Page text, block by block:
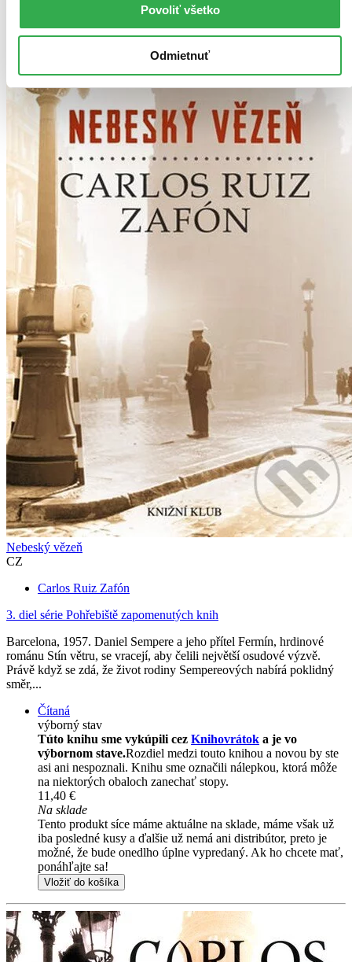
Povoliť všetko
Odmietnuť
Nebeský vězeň
CZ
Carlos Ruiz Zafón
3. diel série Pohřebiště zapomenutých knih
Barcelona, 1957. Daniel Sempere a jeho přítel Fermín, hrdinové
románu Stín větru, se vracejí, aby čelili největší osudové výzvě.
Právě když se zdá, že život rodiny Sempereových nabírá poklidný
směr,...
Čítaná
výborný stav
Túto knihu sme vykúpili cez Knihovrátok a je vo
výbornom stave.Rozdiel medzi touto knihou a novou by ste
asi ani nespoznali. Knihu sme označili nálepkou, ktorá môže
na niektorých obaloch zanechať stopy.
11,40 €
Na sklade
Tento produkt síce máme aktuálne na sklade, máme však už
iba posledné kusy a ďalšie už nemá ani distribútor, preto je
možné, že bude onedlho úplne vypredaný. Ak ho chcete mať,
ponáhľajte sa!
Vložiť do košíka